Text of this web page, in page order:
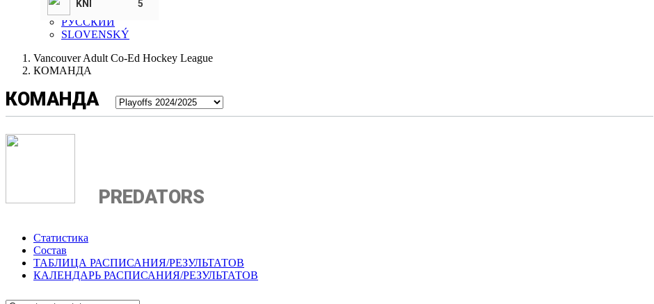
KNI 5
SLOVENSKI
РУССКИЙ
SLOVENSKÝ
Vancouver Adult Co-Ed Hockey League
КОМАНДА
КОМАНДА
PREDATORS
Статистика
Состав
ТАБЛИЦА РАСПИСАНИЯ/РЕЗУЛЬТАТОВ
КАЛЕНДАРЬ РАСПИСАНИЯ/РЕЗУЛЬТАТОВ